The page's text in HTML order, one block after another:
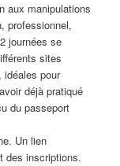
aux manipulations
professionnel,
journées se
sites
idéales pour
déjà pratiqué
du passeport
Un lien
des inscriptions.